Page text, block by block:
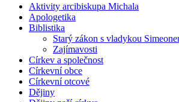
Aktivity arcibiskupa Michala
Apologetika
Biblistika
Starý zákon s vladykou
Zajímavosti
Církev a společnost
Církevní obce
Církevní otcové
Dějiny